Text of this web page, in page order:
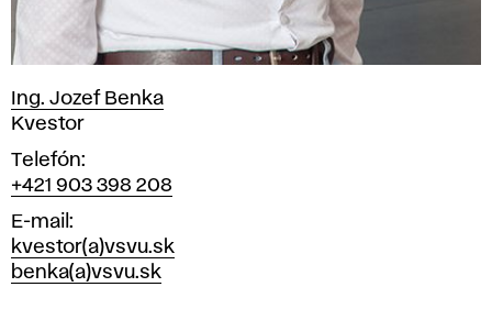
Ing. Jozef Benka
Pozícia
Kvestor
Telefón
+421 903 398 208
E-mail
kvestor(a)vsvu.sk
benka(a)vsvu.sk